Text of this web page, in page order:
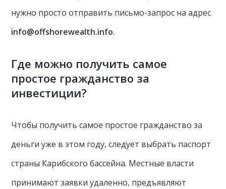
нужно просто отправить письмо-запрос на адрес
info@offshorewealth.info.
Где можно получить самое
простое гражданство за
инвестиции?
Чтобы получить самое простое гражданство за
деньги уже в этом году, следует выбрать паспорт
страны Карибского бассейна. Местные власти
принимают заявки удаленно, предъявляют